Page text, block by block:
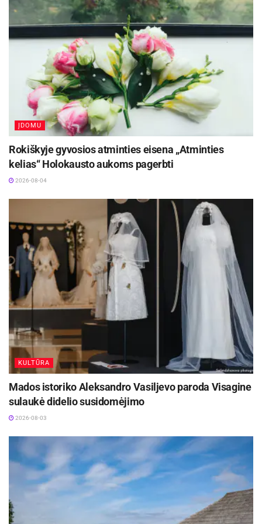
13 d. koncerte „Tęsiant Mikalojų Konstantiną
Čiurlionį…“pirmą kartą skambės prof. Martyno
Staškaus diriguojamoLietuvos muzikos ir teatro
akademijos simfoninio orkestroatliekamas
kompozitoriausLuko ButkausKoncertas fortepijonui ir
simfoniniam orkestrui „Zodiakas“ – dvylikos dalių
kūrinys pagal Čiurlionio to paties pavadinimo
paveikslų ciklą ir žymiąją Fugą b-moll; simfoninė
poema „Jūra“; du kompozitoriaus
Jasinskio
aranžuoti Čiurlionio noktiurnai ir Čiurlionio
kompozicijos mokytojo Carl Reinecke Koncerto fleitai ir
Nacionalinės M. K. Čiurlionio
menų mokyklos simfoninio orkestro(vad. Martynas
Staškus) ir solistų moksleivių atliekamus M. K.
Čiurlionio, Carl Reinecke, Emmanuel Séjourné, Ralph
Vaughan Williams ir kitų kompozitorių kūrinius.
27 d. koncerte „Čiurlionio įkvėptos
premjeros“pianistas Rokas Zubovas
drauge su
violončelininkuGleb Pyšniakpirmą kartą atliks trijų
Baltijos valstybių kompozitorių – Žibuoklės
Martinaitytės, Arturo Maskato ir Mihkelio Keremo –
violončelei ir fortepijonui parašytus kūrinius. Šie
kūriniai sukomponuoti remiantis didžiojo menininko
1902 m. pradėta kurti „Konzertstück“ – maža keturių
Čiurlioniškos muzikos klausytis galima ne tik
koncertuose:
Spotify ir Youtube platformose jau
galima rasti pirmuosius M.K. Čiurlionio išdailintų
liaudies dainų ir kantatos „De profundis“ kritinių
redakcijų (angl. urtext) įrašus Lietuvoje.
ĮDOMU
Rokiškyje gyvosios atminties eisena „Atminties
kelias“ Holokausto aukoms pagerbti
2026-08-04
KULTŪRA
Mados istoriko Aleksandro Vasiljevo paroda Visagine
sulaukė didelio susidomėjimo
2026-08-03